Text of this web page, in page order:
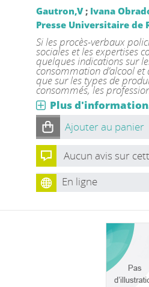
Gautron,V; Ivana
Presse Universitaire de
Si les procès-verbaux
sociales et les expertises
quelques indications sur
consommation d’alcool et
que sur les types de
consommés, les
Plus
Ajouter au panier
Aucun avis sur
En ligne